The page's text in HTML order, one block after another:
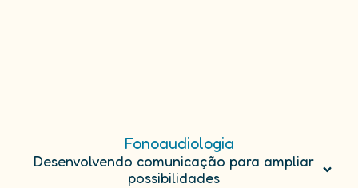
Fonoaudiologia
Desenvolvendo comunicação para ampliar
possibilidades